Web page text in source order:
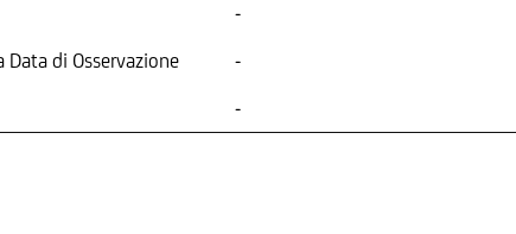
-
Data di Osservazione -
-